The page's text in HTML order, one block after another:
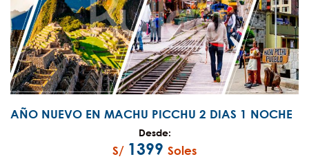
AÑO NUEVO EN MACHU PICCHU 2 DIAS 1 NOCHE
Desde:
S/ 1399 Soles